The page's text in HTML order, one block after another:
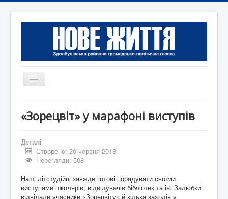
Перемикач
Редакція
Контактна інформація
Коротко
«Зорецвіт» у марафоні виступів
Деталі
Створено: 20 червня 2018
Перегляди: 508
Наші літстудійці зав­жди готові порадувати свої­ми
виступами школярів, відвідувачів бібліотек та ін. Залюбки
відвідали учасники «Зорецвіту» й кілька заходів у